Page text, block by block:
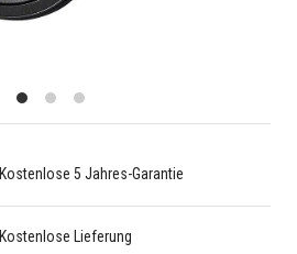
Kostenlose 5 Jahres-Garantie
Kostenlose Lieferung